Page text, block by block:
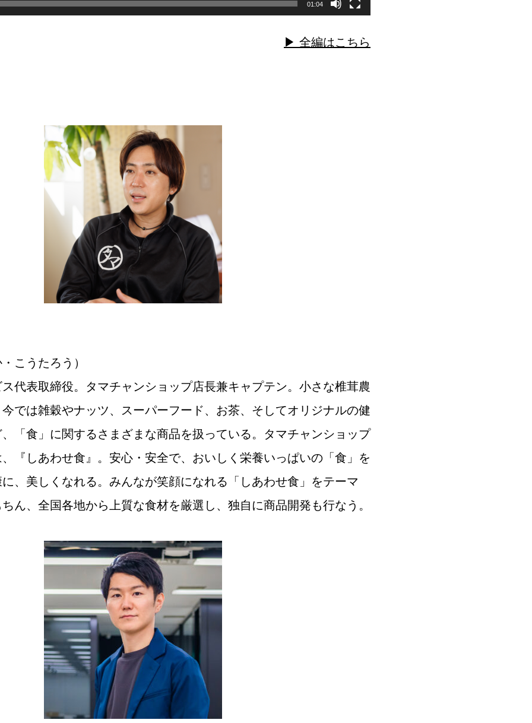
01:04
▶︎ 全編はこちら
こうたろう）
代表取締役。タマチャンショップ店長兼キャプテン。小さな椎茸農
では雑穀やナッツ、スーパーフード、お茶、そしてオリジナルの健
「食」に関するさまざまな商品を扱っている。タマチャンショップ
『しあわせ食』。安心・安全で、おいしく栄養いっぱいの「食」を
、美しくなれる。みんなが笑顔になれる「しあわせ食」をテーマ
ん、全国各地から上質な食材を厳選し、独自に商品開発も行なう。